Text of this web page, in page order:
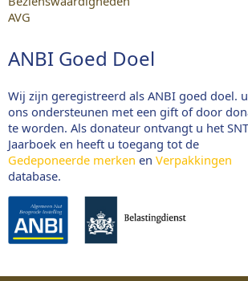
AVG
ANBI Goed Doel
Wij zijn geregistreerd als ANBI goed doel.
ons ondersteunen met een gift of door
te worden. Als donateur ontvangt u het SNT
Jaarboek en heeft u toegang tot de
Gedeponeerde merken en Verpakkingen
database.